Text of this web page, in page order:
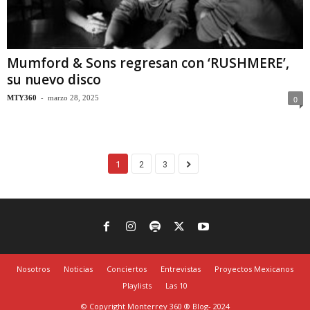
Mumford & Sons regresan con ‘RUSHMERE’,
su nuevo disco
MTY360 - marzo 28, 2025 0
1 2 3
Nosotros Noticias Conciertos Entrevistas
Proyectos Mexicanos
Playlists
Las 10
© Copyright Monterrey 360 ® Blog- 2024